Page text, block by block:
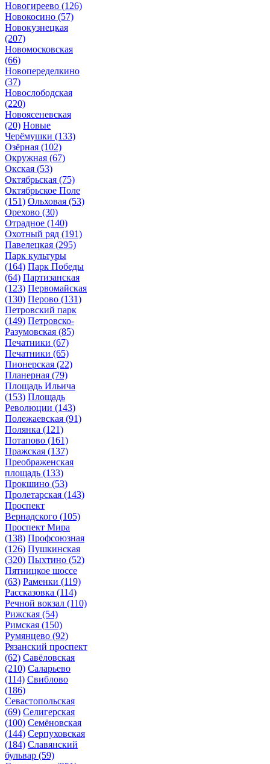
Новогиреево (126)
Новокосино (57)
Новокузнецкая
(207)
Новомосковская
(66)
Новопеределкино
(37)
Новослободская
(220)
Новоясеневская
(20) Новые
Черёмушки (133)
Озёрная (102)
Окружная (67)
Окская (53)
Октябрьская (75)
Октябрьское Поле
(151) Ольховая (53)
Орехово (30)
Отрадное (140)
Охотный ряд (191)
Павелецкая (295)
Парк культуры
(164) Парк Победы
(64) Партизанская
(123) Первомайская
(130) Перово (131)
Петровский парк
(149) Петровско-
Разумовская (85)
Печатники (67)
Печатники (65)
Пионерская (22)
Планерная (79)
Площадь Ильича
(153) Площадь
Революции (143)
Полежаевская (91)
Полянка (121)
Потапово (161)
Пражская (137)
Преображенская
площадь (133)
Прокшино (53)
Пролетарская (143)
Проспект
Вернадского (105)
Проспект Мира
(138) Профсоюзная
(126) Пушкинская
(320) Пыхтино (52)
Пятницкое шоссе
(63) Раменки (119)
Рассказовка (114)
Речной вокзал (110)
Рижская (54)
Римская (150)
Румянцево (92)
Рязанский проспект
(62) Савёловская
(210) Саларьево
(114) Свиблово
(186)
Севастопольская
(69) Селигерская
(100) Семёновская
(144) Серпуховская
(184) Славянский
бульвар (59)